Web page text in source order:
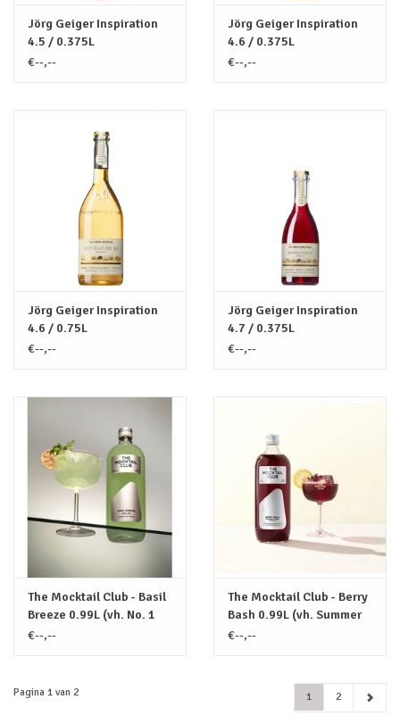
Jörg Geiger Inspiration
4.5 / 0.375L
€--,--
Jörg Geiger Inspiration
4.6 / 0.375L
€--,--
Jörg Geiger Inspiration
4.6 / 0.75L
€--,--
Jörg Geiger Inspiration
4.7 / 0.375L
€--,--
The Mocktail Club - Basil
Breeze 0.99L (vh. No. 1
Basil & Elderflower)
€--,--
The Mocktail Club - Berry
Bash 0.99L (vh. Summer
Berry & Chamomile)
€--,--
Pagina 1 van 2 1 2